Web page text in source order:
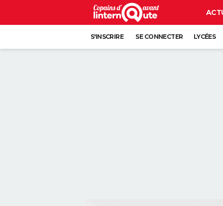
S'INSCRIRE SE CONNECTER LYCÉES